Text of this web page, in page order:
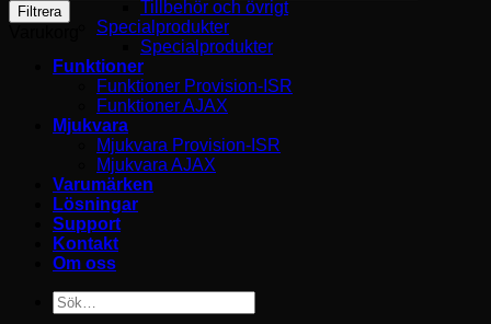
Tillbehör och övrigt
Specialprodukter
Specialprodukter
Funktioner
Funktioner Provision-ISR
Funktioner AJAX
Mjukvara
Mjukvara Provision-ISR
Mjukvara AJAX
Varumärken
Lösningar
Support
Kontakt
Om oss
Sök
efter:
pris
pris
Filtrera